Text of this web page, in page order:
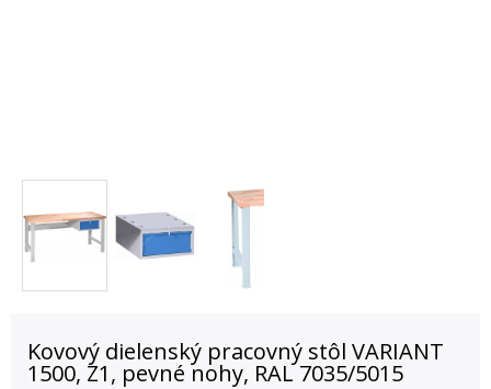
Kovový dielenský pracovný stôl VARIANT
1500, Z1, pevné nohy, RAL 7035/5015